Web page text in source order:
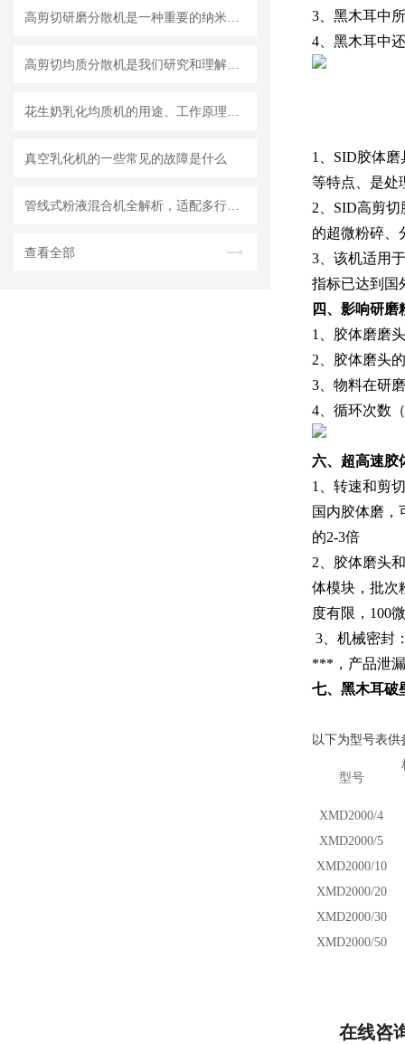
真空乳化机的一些常见的故障是什么
查看全部
3、黑木耳中
4、黑木耳中
1、SID胶体
等特点、是处
2、SID高剪
的超微粉碎、
3、该机适用
指标已达到国
四、影响研磨
1、胶体磨磨
2、胶体磨头
3、物料在研
4、循环次数
六、超高速胶
1、转速和剪
国内胶体磨，
的2-3倍
2、胶体磨头
体模块，批次
度有限，100
3、机械密封
***，产品泄
七、 黑木耳破
以下为型号表供
型号
XMD2000/4
XMD2000/5
XMD2000/10
XMD2000/20
XMD2000/30
XMD2000/50
在线咨